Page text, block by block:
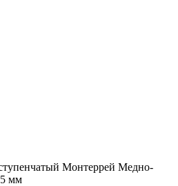
Монтеррей Медно-
мм